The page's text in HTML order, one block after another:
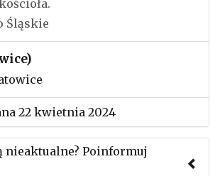
Śląskie
22 kwietnia 2024
nieaktualne? Poinformuj